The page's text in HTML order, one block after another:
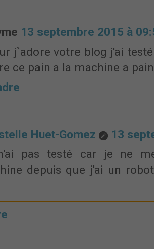
13 septembre 2015 à
j`adore votre blog j'ai
ce pain a la machine a
Huet-Gomez
13
pas testé car je ne
depuis que j'ai un